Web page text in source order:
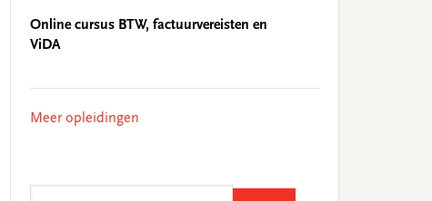
Online cursus BTW, factuurvereisten en
ViDA
Meer opleidingen